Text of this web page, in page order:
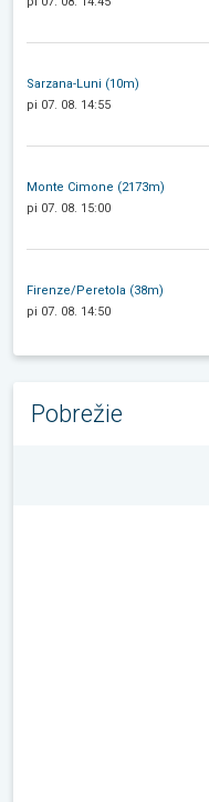
Sarzana-Luni (10m)
pi 07. 08. 14:55
Monte Cimone (2173m)
pi 07. 08. 15:00
Firenze/Peretola (38m)
pi 07. 08. 14:50
Pobrežie